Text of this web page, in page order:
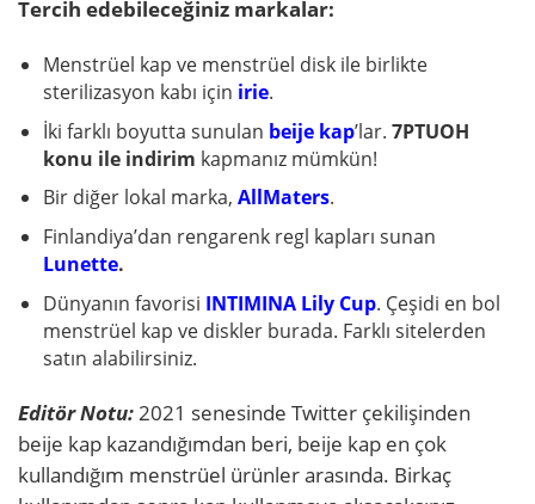
Tercih edebileceğiniz markalar:
Menstrüel kap ve menstrüel disk ile birlikte
sterilizasyon kabı için irie.
İki farklı boyutta sunulan beije kap’lar. 7PTUOH
konu ile indirim kapmanız mümkün!
Bir diğer lokal marka, AllMaters.
Finlandiya’dan rengarenk regl kapları sunan
Lunette.
Dünyanın favorisi INTIMINA Lily Cup. Çeşidi en bol
menstrüel kap ve diskler burada. Farklı sitelerden
satın alabilirsiniz.
Editör Notu: 2021 senesinde Twitter çekilişinden
beije kap kazandığımdan beri, beije kap en çok
kullandığım menstrüel ürünler arasında. Birkaç